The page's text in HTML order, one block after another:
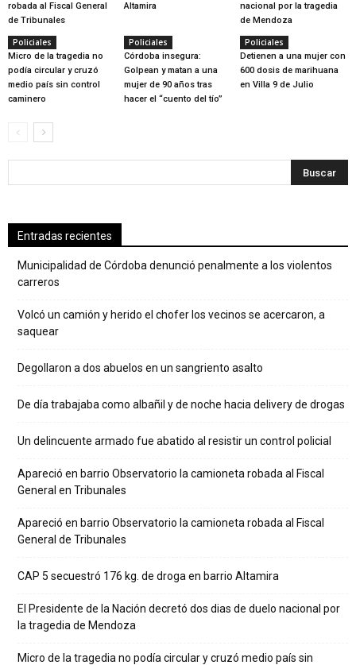
robada al Fiscal General
de Tribunales
Altamira
nacional por la tragedia
de Mendoza
Policiales
Micro de la tragedia no
podía circular y cruzó
medio país sin control
caminero
Policiales
Córdoba insegura:
Golpean y matan a una
mujer de 90 años tras
hacer el “cuento del tío”
Policiales
Detienen a una mujer con
600 dosis de marihuana
en Villa 9 de Julio
Entradas recientes
Municipalidad de Córdoba denunció penalmente a los violentos
carreros
Volcó un camión y herido el chofer los vecinos se acercaron, a
saquear
Degollaron a dos abuelos en un sangriento asalto
De día trabajaba como albañil y de noche hacia delivery de drogas
Un delincuente armado fue abatido al resistir un control policial
Apareció en barrio Observatorio la camioneta robada al Fiscal
General en Tribunales
Apareció en barrio Observatorio la camioneta robada al Fiscal
General de Tribunales
CAP 5 secuestró 176 kg. de droga en barrio Altamira
El Presidente de la Nación decretó dos dias de duelo nacional por
la tragedia de Mendoza
Micro de la tragedia no podía circular y cruzó medio país sin